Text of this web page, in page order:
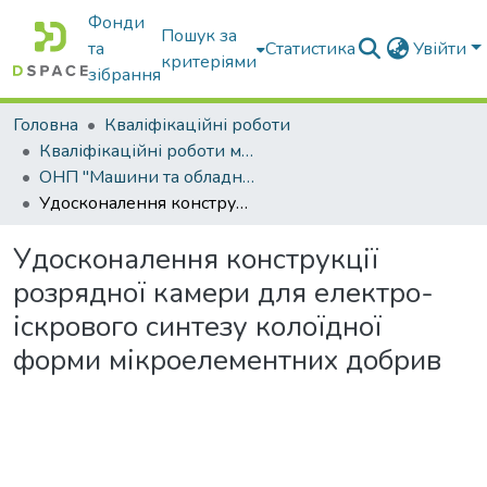
Фонди
та
зібрання
Пошук за
критеріями
Статистика Увійти
Головна
Кваліфікаційні роботи
Кваліфікаційні роботи магістрів
ОНП "Машини та обладнання сільськогосподарського виробництва"
Удосконалення конструкції розрядної камери для електро-іскрового синтезу колоїдної форми мікроелементних добрив
Удосконалення конструкції
розрядної камери для електро-
іскрового синтезу колоїдної
форми мікроелементних добрив